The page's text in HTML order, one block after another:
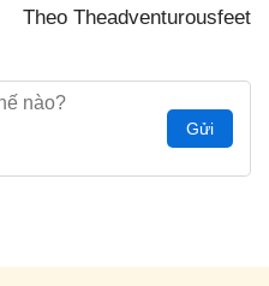
Theo Theadventurousfeet
Gửi